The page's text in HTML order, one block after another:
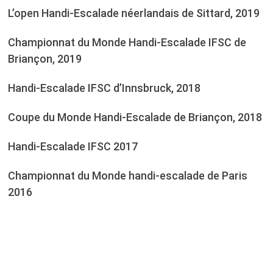
L’open Handi-Escalade néerlandais de Sittard, 2019
Championnat du Monde Handi-Escalade IFSC de
Briançon, 2019
Handi-Escalade IFSC d’Innsbruck, 2018
Coupe du Monde Handi-Escalade de Briançon, 2018
Handi-Escalade IFSC 2017
Championnat du Monde handi-escalade de Paris
2016